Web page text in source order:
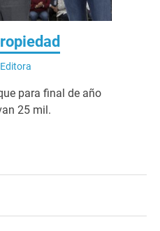
Editora
para final de año
25 mil.